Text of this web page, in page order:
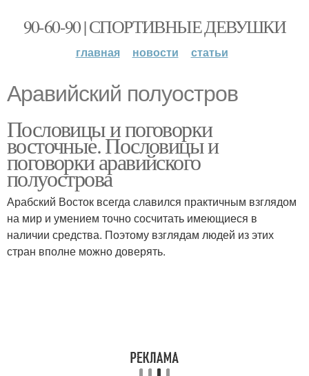
90-60-90 | СПОРТИВНЫЕ ДЕВУШКИ
главная новости статьи
Аравийский полуостров
Пословицы и поговорки
восточные. Пословицы и
поговорки аравийского
полуострова
Арабский Восток всегда славился практичным взглядом
на мир и умением точно сосчитать имеющиеся в
наличии средства. Поэтому взглядам людей из этих
стран вполне можно доверять.